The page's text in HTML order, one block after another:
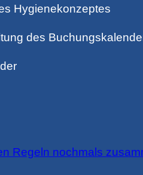
Hygienekonzeptes
des
Regeln nochmals